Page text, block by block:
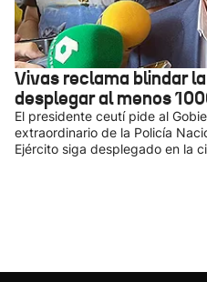
Vivas reclama blindar
desplegar al menos
El presidente ceutí pide al
extraordinario de la Policía
Ejército siga desplegado en la